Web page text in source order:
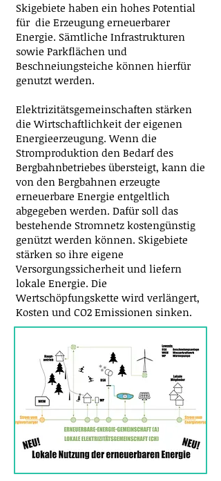
Skigebiete haben ein hohes Potential
für die Erzeugung erneuerbarer
Energie. Sämtliche Infrastrukturen
sowie Parkflächen und
Beschneiungsteiche können hierfür
genutzt werden.
Elektrizitätsgemeinschaften stärken
die Wirtschaftlichkeit der eigenen
Energieerzeugung. Wenn die
Stromproduktion den Bedarf des
Bergbahnbetriebes übersteigt, kann die
von den Bergbahnen erzeugte
erneuerbare Energie entgeltlich
abgegeben werden. Dafür soll das
bestehende Stromnetz kostengünstig
genützt werden können. Skigebiete
stärken so ihre eigene
Versorgungssicherheit und liefern
lokale Energie. Die
Wertschöpfungskette wird verlängert,
Kosten und CO2 Emissionen sinken.